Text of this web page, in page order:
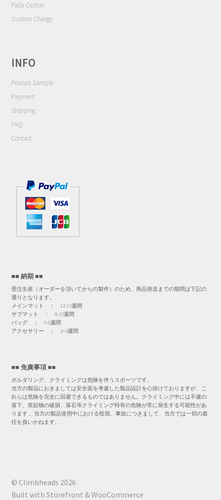
About us
Contact
Cart
My Account
Pads Option
Custom Charge
INFO
Product Sample
Payment
Shipping
FAQ
Contact
■■ 納期 ■■
受注生産（オーダーを頂いてからの製作）のため、商品発送までの期間は下記の
通りとなります。
メインマット ： 12-14週間
サブマット ： 8-10週間
バッグ ： 4-6週間
アクセサリー ： 2−3週間
■■ 免責事項 ■■
ボルダリング、クライミングは危険を伴うスポーツです。
当方の製品におきましては安全面を考慮した製品設計を心掛けておりますが、こ
れらは危険を完全に回避できるものではありません。クライミング中には不慮の
落下、突起物の破損、落石等クライミング特有の危険が常に発生する可能性があ
ります 。当方の製品使用中における怪我、事故につきまして、当方では一切の責
任を負いかねます。
© Climbheads 2026
Built with Storefront & WooCommerce